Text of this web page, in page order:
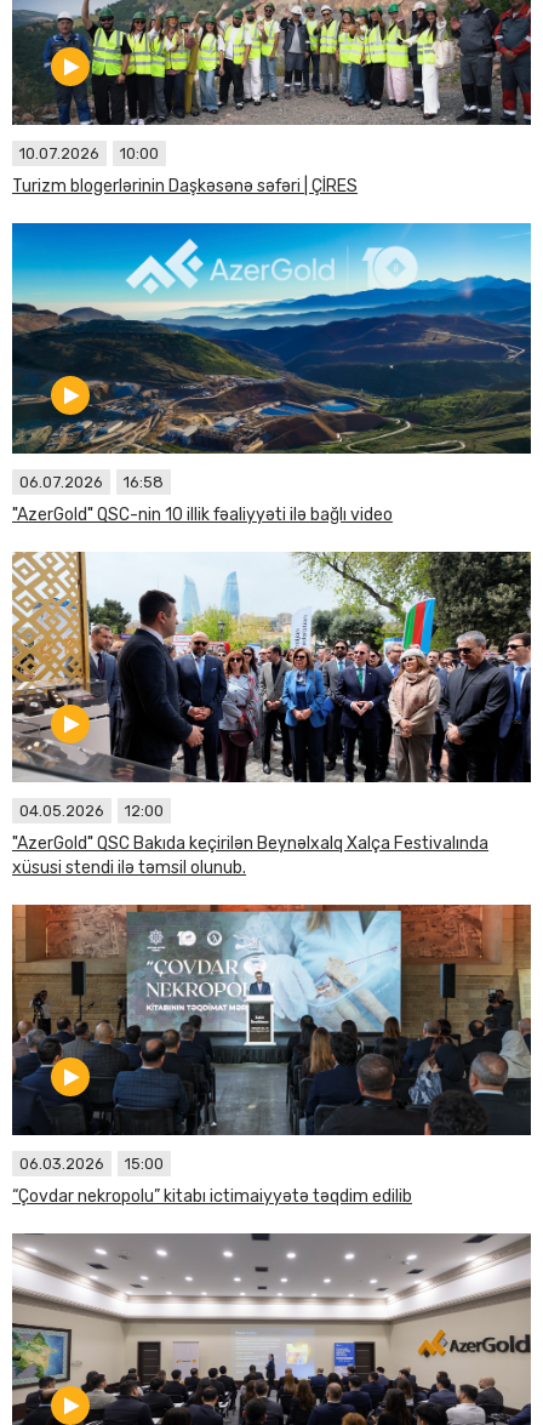
10.07.2026 10:00
Turizm blogerlərinin Daşkəsənə səfəri | ÇİRES
06.07.2026 16:58
"AzerGold" QSC-nin 10 illik fəaliyyəti ilə bağlı video
04.05.2026 12:00
"AzerGold" QSC Bakıda keçirilən Beynəlxalq Xalça Festivalında
xüsusi stendi ilə təmsil olunub.
06.03.2026 15:00
“Çovdar nekropolu” kitabı ictimaiyyətə təqdim edilib